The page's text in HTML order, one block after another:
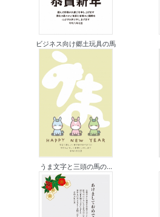
ビジネス向け郷土玩具の馬
うま文字と三頭の馬の...